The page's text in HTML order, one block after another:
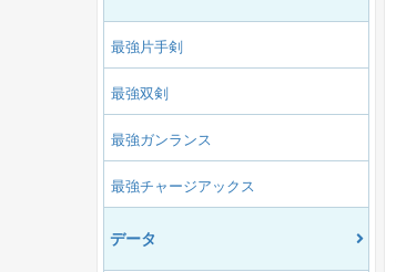
最強片手剣
最強双剣
最強ガンランス
最強チャージアックス
データ